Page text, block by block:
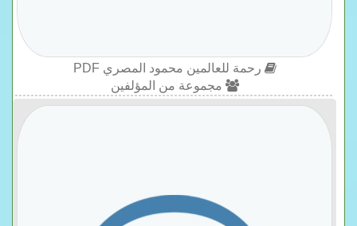
رحمة للعالمين محمود المصري PDF
مجموعة من المؤلفين